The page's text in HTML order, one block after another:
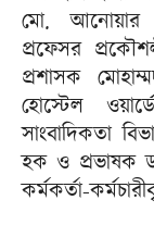
মো. আনোয়ার
প্রফেসর
প্রশাসক
হোস্টেল
সাংবাদিকতা
হক ও প্রভাষক
কর্মকর্তা-